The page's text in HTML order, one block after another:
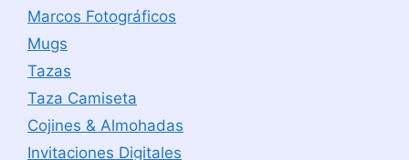
Marcos Fotográficos
Mugs
Tazas
Taza Camiseta
Cojines & Almohadas
Invitaciones Digitales